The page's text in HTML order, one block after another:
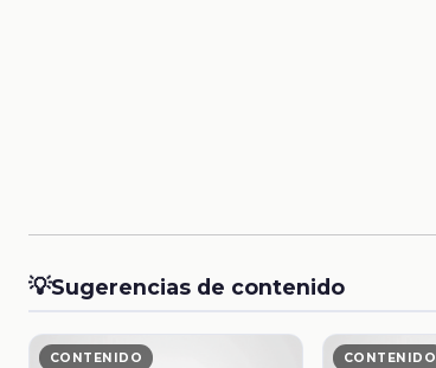
💡Sugerencias de contenido
CONTENIDO CONTENIDO